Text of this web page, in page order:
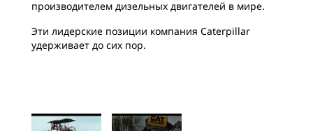
производителем дизельных двигателей в мире.
Эти лидерские позиции компания Caterpillar
удерживает до сих пор.